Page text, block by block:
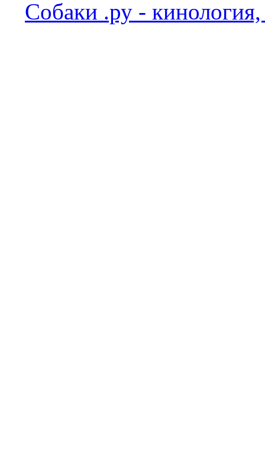
Собаки .ру - кинология,